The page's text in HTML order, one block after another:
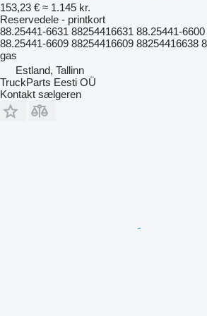
153,23 € ≈ 1.145 kr.
Reservedele - printkort
88.25441-6631 88254416631 88.25441-
88.25441-6609 88254416609 88254416638
gas
Estland, Tallinn
TruckParts Eesti OÜ
Kontakt sælgeren